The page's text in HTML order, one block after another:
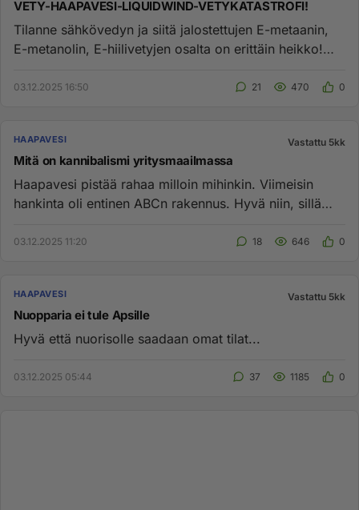
VETY-HAAPAVESI-LIQUIDWIND-VETYKATASTROFI!
Tilanne sähkövedyn ja siitä jalostettujen E-metaanin,
E-metanolin, E-hiilivetyjen osalta on erittäin heikko!
03.12.2025 16:50 21 470 0
HAAPAVESI Vastattu 5kk
Mitä on kannibalismi yritysmaailmassa
Haapavesi pistää rahaa milloin mihinkin. Viimeisin
hankinta oli entinen ABCn rakennus. Hyvä niin, sillä
03.12.2025 11:20 18 646 0
HAAPAVESI Vastattu 5kk
Nuopparia ei tule Apsille
Hyvä että nuorisolle saadaan omat tilat...
03.12.2025 05:44 37 1185 0